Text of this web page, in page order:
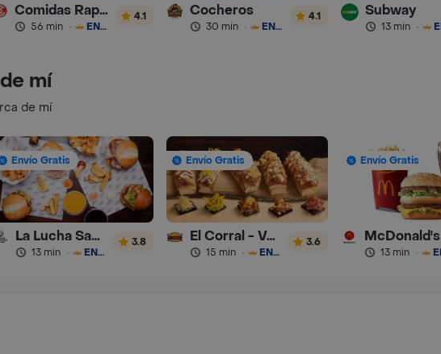
Comidas Rapidas Las 3B
56 min · ENVÍO GRATIS
4.1 Cocheros
30 min · ENVÍO GRATIS
4.1 Subway
13 min ·
mí
de mí
Envío Gratis
La Lucha Sanguchería
13 min · ENVÍO GRATIS
3.8
Envío Gratis
El Corral - Vaqueros
15 min · ENVÍO GRATIS
3.6
Envío Gratis
McDonald's
13 min ·